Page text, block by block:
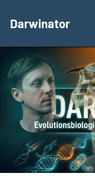
InhaltDarwinator
Evolutionsbiologie